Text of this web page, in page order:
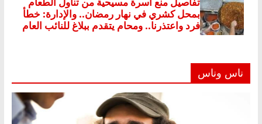
ناس وناس